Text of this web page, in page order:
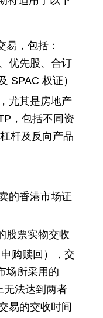
易，包括：
优先股、合订
SPAC 权证）
尤其是房地产
，包括不同资
杆及反向产品
的香港市场证
股票实物交收
购赎回），交
场所采用的
无法达到两者
易的交收时间